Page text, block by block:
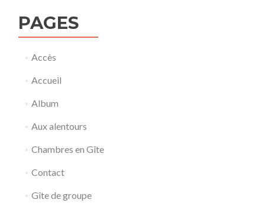
PAGES
Accès
Accueil
Album
Aux alentours
Chambres en Gîte
Contact
Gîte de groupe